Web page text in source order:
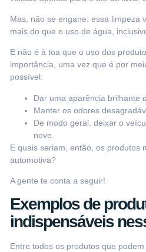
Mas, não se engane: essa limpeza
mais do que o uso de água,
E não é à toa que o uso dos
importância, uma vez que é por
possível:
Dar uma aparência brilhante
Manter os odores
De modo geral, deixar o
novo.
E quais seriam, então, os produtos
automotiva?
A gente te conta a seguir!
Exemplos de
indispensáveis
Entre todos os produtos que